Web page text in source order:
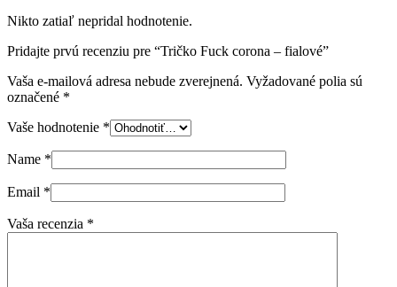
Nikto zatiaľ nepridal hodnotenie.
Pridajte prvú recenziu pre “Tričko Fuck corona – fialové”
Vaša e-mailová adresa nebude zverejnená. Vyžadované polia sú
označené *
Vaše hodnotenie *
Name *
Email *
Vaša recenzia *